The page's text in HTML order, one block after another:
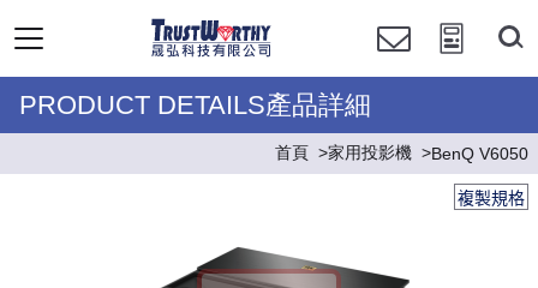
PRODUCT DETAILS產品詳細
首頁 家用投影機 BenQ V6050
複製規格